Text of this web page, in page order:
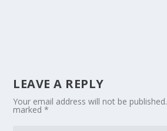
LEAVE A REPLY
Your email address will not be published.
marked*